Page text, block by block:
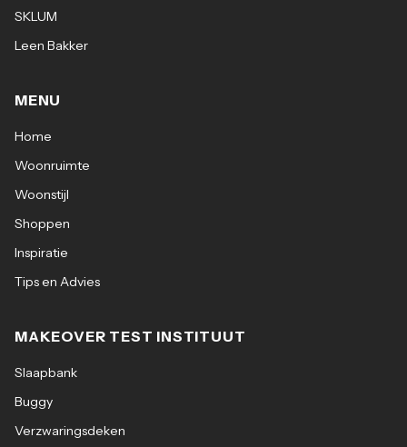
SKLUM
Leen Bakker
MENU
Home
Woonruimte
Woonstijl
Shoppen
Inspiratie
Tips en Advies
MAKEOVER TEST INSTITUUT
Slaapbank
Buggy
Verzwaringsdeken